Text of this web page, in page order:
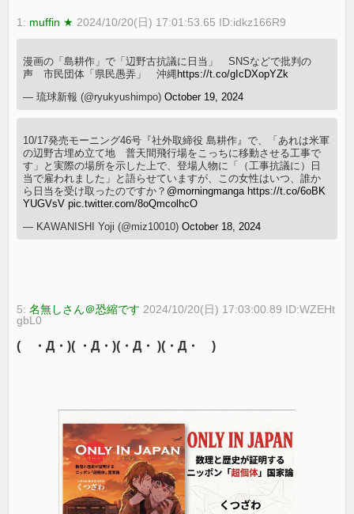
1: muffin ★ 2024/10/20(日) 17:01:53.65 ID:idkz166R9
漫画の「島耕作」で「辺野古抗議に日当」 SNSなどで批判の
声 市民団体「県民愚弄」 沖縄https://t.co/gIcDXopYZk
— 琉球新報 (@ryukyushimpo)October 19, 2024
10/17発売モーニング46号『社外取締役 島耕作』で、「あれは米軍
の辺野古埋め立て地 普天間飛行場をこっちに移動させる工事で
す」と実際の場所を示した上で、登場人物に「（工事抗議に）日
当で雇われました」と語らせていますが、この女性はいつ、誰か
ら日当を受け取ったのですか？ @morningmanga https://t.co/6oBK
YUGVsV pic.twitter.com/8oQmcolhcO
— KAWANISHI Yoji (@miz10010)October 18, 2024
5:名無しさん＠恐縮です 2024/10/20(日) 17:03:00.89 ID:WZEHt
gbL0
( ・Д・)( ・Д・)(・Д・ )(・Д・ )